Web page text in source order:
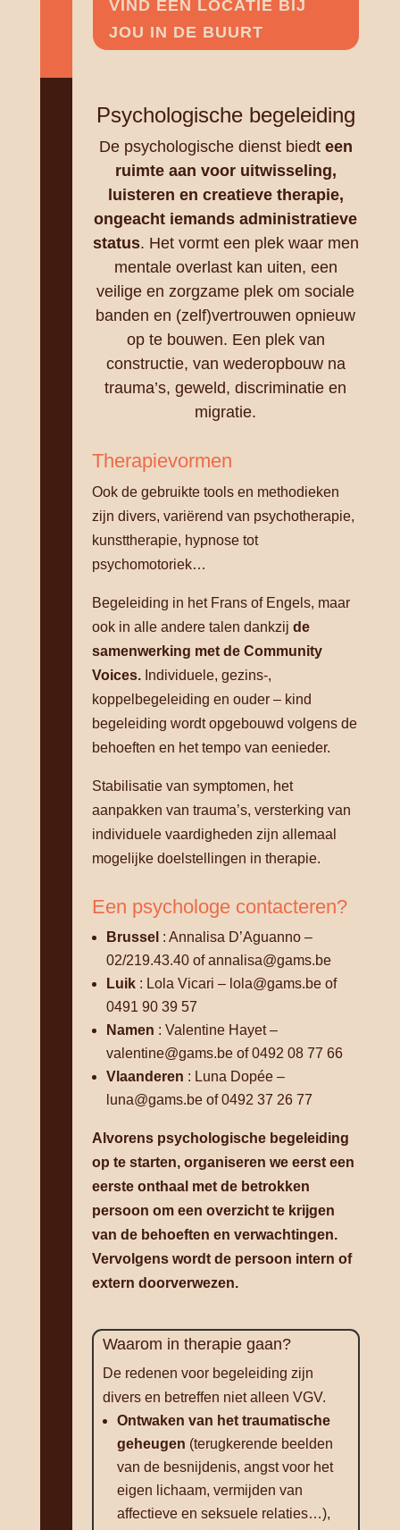
VIND EEN LOCATIE BIJ
JOU IN DE BUURT
Psychologische begeleiding
De psychologische dienst biedt een
ruimte aan voor uitwisseling,
luisteren en creatieve therapie,
ongeacht iemands administratieve
status. Het vormt een plek waar men
mentale overlast kan uiten, een
veilige en zorgzame plek om sociale
banden en (zelf)vertrouwen opnieuw
op te bouwen. Een plek van
constructie, van wederopbouw na
trauma’s, geweld, discriminatie en
migratie.
Therapievormen
Ook de gebruikte tools en methodieken
zijn divers, variërend van psychotherapie,
kunsttherapie, hypnose tot
psychomotoriek…
Begeleiding in het Frans of Engels, maar
ook in alle andere talen dankzij de
samenwerking met de Community
Voices.Individuele, gezins-,
koppelbegeleiding en ouder – kind
begeleiding wordt opgebouwd volgens de
behoeften en het tempo van eenieder.
Stabilisatie van symptomen, het
aanpakken van trauma’s, versterking van
individuele vaardigheden zijn allemaal
mogelijke doelstellingen in therapie.
Een psychologe contacteren?
Brussel : Annalisa D’Aguanno –
02/219.43.40 of annalisa@gams.be
Luik: Lola Vicari – lola@gams.be of
0491 90 39 57
Namen : Valentine Hayet –
valentine@gams.be of 0492 08 77 66
Vlaanderen : Luna Dopée –
luna@gams.be of 0492 37 26 77
Alvorens psychologische begeleiding
op te starten, organiseren we eerst een
eerste onthaal met de betrokken
persoon om een overzicht te krijgen
van de behoeften en verwachtingen.
Vervolgens wordt de persoon intern of
extern doorverwezen.
Waarom in therapie gaan?
De redenen voor begeleiding zijn
divers en betreffen niet alleen VGV.
Ontwaken van het traumatische
geheugen (terugkerende beelden
van de besnijdenis, angst voor het
eigen lichaam, vermijden van
affectieve en seksuele relaties…),